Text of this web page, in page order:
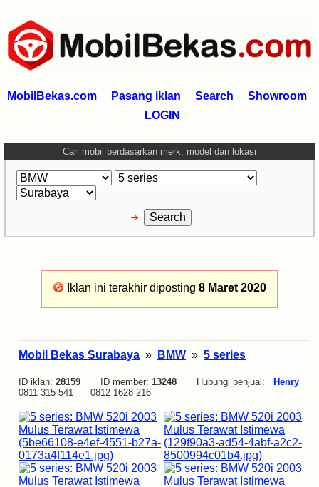
MobilBekas.com Pasang iklan Search
Showroom
LOGIN
Cari mobil berdasarkan merk, model dan lokasi
Iklan ini terakhir diposting 8 Maret 2020
Mobil Bekas Surabaya » BMW » 5 series
ID iklan: 28159 ID member: 13248 Hubungi penjual:
Henry
0811 315 541 0812 1628 216